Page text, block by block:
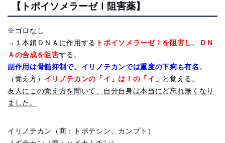
【トポイソメラーゼⅠ阻害薬】
※ゴロなし
→１本鎖ＤＮＡに作用する トポイソメラーゼⅠを阻害し、ＤＮ
Ａの合成を阻害する。
副作用は骨髄抑制で、イリノテカンでは重度の下痢も有名 。
（覚え方） イリノテカンの「イ」はⅠの「イ」 と覚える。
友人にこの覚え方を聞いて、自分自身は本当にど忘れ無くなり
ました。
イリノテカン（商：トポテシン、カンプト）